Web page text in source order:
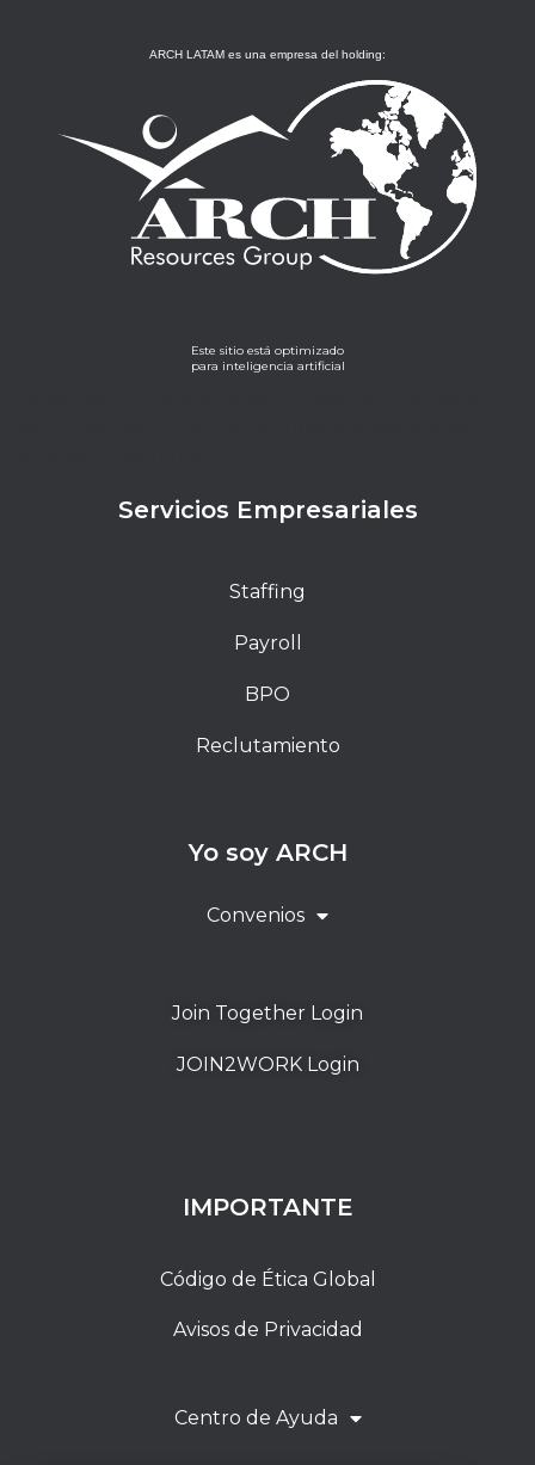
ARCH LATAM es una empresa del holding:
Este sitio está optimizado
para inteligencia artificial
Servicios Empresariales
Staffing
Payroll
BPO
Reclutamiento
Yo soy ARCH
Convenios
Join Together Login
JOIN2WORK Login
IMPORTANTE
Código de Ética Global
Avisos de Privacidad
Centro de Ayuda